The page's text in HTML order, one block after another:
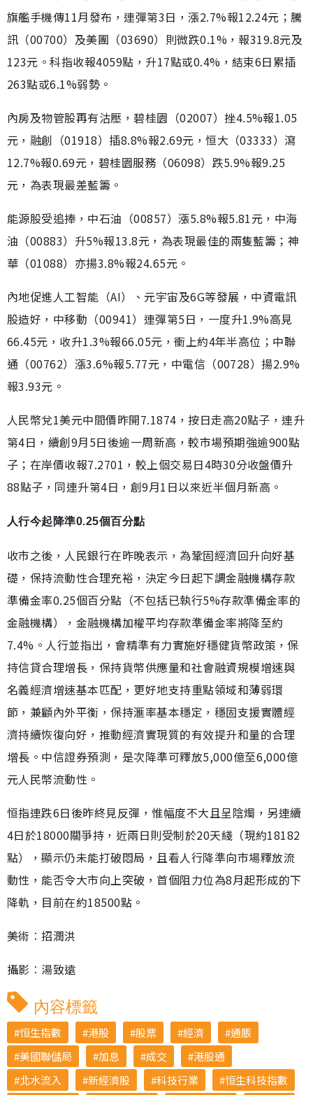
旗艦手機傳11月發布，連彈第3日，漲2.7%報12.24元；騰
訊（00700）及美團（03690）則微跌0.1%，報319.8元及
123元。科指收報4059點，升17點或0.4%，結束6日累插
263點或6.1%弱勢。
內房及物管股再有沽壓，碧桂園（02007）挫4.5%報1.05
元，融創（01918）插8.8%報2.69元，恒大（03333）瀉
12.7%報0.69元，碧桂園服務（06098）跌5.9%報9.25
元，為表現最差藍籌。
能源股受追捧，中石油（00857）漲5.8%報5.81元，中海
油（00883）升5%報13.8元，為表現最佳的兩隻藍籌；神
華（01088）亦揚3.8%報24.65元。
內地促進人工智能（AI）、元宇宙及6G等發展，中資電訊
股造好，中移動（00941）連彈第5日，一度升1.9%高見
66.45元，收升1.3%報66.05元，衝上約4年半高位；中聯
通（00762）漲3.6%報5.77元，中電信（00728）揚2.9%
報3.93元。
人民幣兌1美元中間價昨開7.1874，按日走高20點子，連升
第4日，續創9月5日後逾一周新高，較市場預期強逾900點
子；在岸價收報7.2701，較上個交易日4時30分收盤價升
88點子，同連升第4日，創9月1日以來近半個月新高。
人行今起降準0.25個百分點
收市之後，人民銀行在昨晚表示，為鞏固經濟回升向好基
礎，保持流動性合理充裕，決定今日起下調金融機構存款
準備金率0.25個百分點（不包括已執行5%存款準備金率的
金融機構），金融機構加權平均存款準備金率將降至約
7.4%。人行並指出，會精準有力實施好穩健貨幣政策，保
持信貸合理增長，保持貨幣供應量和社會融資規模增速與
名義經濟增速基本匹配，更好地支持重點領域和薄弱環
節，兼顧內外平衡，保持滙率基本穩定，穩固支援實體經
濟持續恢復向好，推動經濟實現質的有效提升和量的合理
增長。中信證券預測，是次降準可釋放5,000億至6,000億
元人民幣流動性。
恒指連跌6日後昨終見反彈，惟幅度不大且呈陰燭，另連續
4日於18000關爭持，近兩日則受制於20天綫（現約18182
點），顯示仍未能打破悶局，且看人行降準向市場釋放流
動性，能否令大市向上突破，首個阻力位為8月起形成的下
降軌，目前在約18500點。
美術︰招潤洪
攝影︰湯致遠
內容標籤
恒生指數 港股 股票 經濟
通脹
美國聯儲局
加息 成交
港股通
北水流入
新經濟股 科技行業
恒生科技指數